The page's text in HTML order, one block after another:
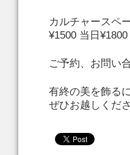
カルチャースペ
¥1500 当日¥1800
ご予約、お問い
有終の美を飾る
ぜひお越しくだ